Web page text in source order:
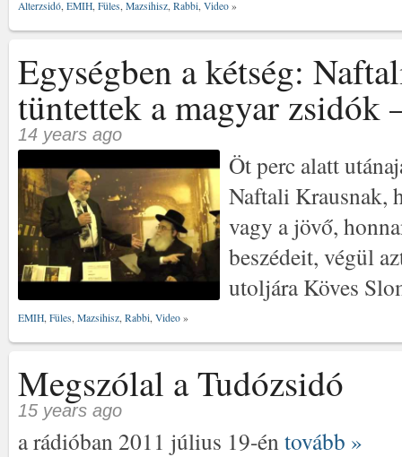
Alterzsidó EMIH Füles Mazsihisz Rabbi Video »
Egységben a kétség:
tüntettek a magyar zsidók
14 years ago
Öt perc alatt
Naftali Krausnak,
vagy a jövő,
beszédeit, végül
utoljára Köves
EMIH Füles Mazsihisz Rabbi Video »
Megszólal a Tudózsidó
15 years ago
a rádióban 2011 július 19-én tovább »